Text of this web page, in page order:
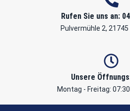
Rufen Sie uns an:
Pulvermühle 2,
Unsere
Montag - Freitag: